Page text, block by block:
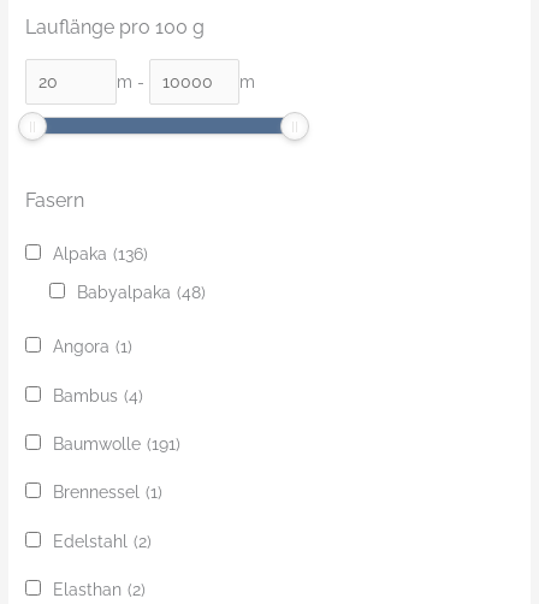
Lauflänge pro 100 g
m - m
Fasern
Alpaka (136)
Babyalpaka (48)
Angora (1)
Bambus (4)
Baumwolle (191)
Brennessel (1)
Edelstahl (2)
Elasthan (2)